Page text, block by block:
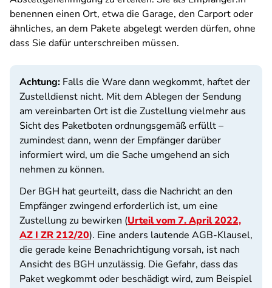
benennen einen Ort, etwa die Garage, den Carport oder
ähnliches, an dem Pakete abgelegt werden dürfen, ohne
dass Sie dafür unterschreiben müssen.
Achtung: Falls die Ware dann wegkommt, haftet der
Zustelldienst nicht. Mit dem Ablegen der Sendung
am vereinbarten Ort ist die Zustellung vielmehr aus
Sicht des Paketboten ordnungsgemäß erfüllt –
zumindest dann, wenn der Empfänger darüber
informiert wird, um die Sache umgehend an sich
nehmen zu können.
Der BGH hat geurteilt, dass die Nachricht an den
Empfänger zwingend erforderlich ist, um eine
Zustellung zu bewirken (Urteil vom 7. April 2022,
AZ I ZR 212/20). Eine anders lautende AGB-Klausel,
die gerade keine Benachrichtigung vorsah, ist nach
Ansicht des BGH unzulässig. Die Gefahr, dass das
Paket wegkommt oder beschädigt wird, zum Beispiel